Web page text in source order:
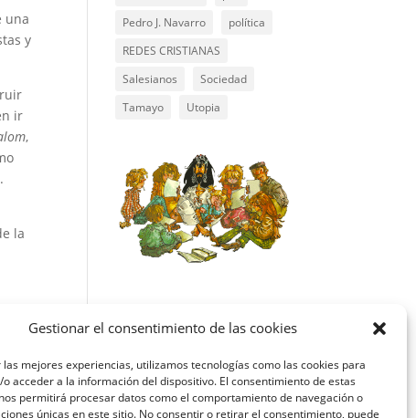
Gestionar el consentimiento de las cookies
las mejores experiencias, utilizamos tecnologías como las cookies para
acceder a la información del dispositivo. El consentimiento de estas
permitirá procesar datos como el comportamiento de navegación o
únicas en este sitio. No consentir o retirar el consentimiento, puede
una
y
ir
,
la
Pedro J. Navarro
política
REDES CRISTIANAS
Salesianos
Sociedad
Tamayo
Utopia